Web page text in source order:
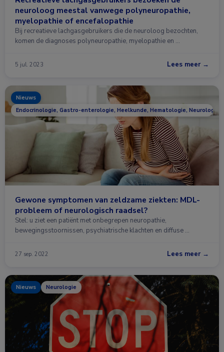
neuroloog meestal vanwege polyneuropathie,
myelopathie of encefalopathie
Bij recreatieve lachgasgebruikers die de neuroloog bezochten,
komen de diagnoses polyneuropathie, myelopathie en …
5 jul. 2023 Lees meer →
Nieuws
Endocrinologie, Gastro-enterologie, Heelkunde, Hematologie, Neurologie,
Gewone symptomen van zeldzame ziekten: MDL-
probleem of neurologisch raadsel?
Stel: u ziet een patiënt met onbegrepen neuropathie,
bewegingsstoornissen, psychiatrische klachten en diffuse …
27 sep. 2022 Lees meer →
Nieuws Neurologie